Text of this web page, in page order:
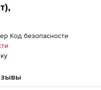
Код безопасности